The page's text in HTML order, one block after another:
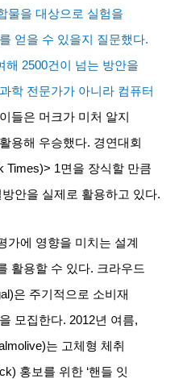
물을 대상으로 실험을
얻을 수 있을지 질문했다.
해 2500건이 넘는 방안을
학 전문가가 아니라 컴퓨터
이들은 머크가 미처 알지
용해 우승했다. 경연대회
Times)> 1면을 장식할 만큼
안을 실제로 활용하고 있다.
가에 영향을 미치는 설계
활용할 수 있다. 크라우드
은 주기적으로 소비재
모집한다. 2012년 여름,
는 고체형 체취
홍보를 위한 ‘핸들 잇